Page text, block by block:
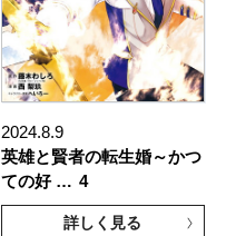
2024.8.9
英雄と賢者の転生婚～かつ
ての好 … 4
詳しく見る